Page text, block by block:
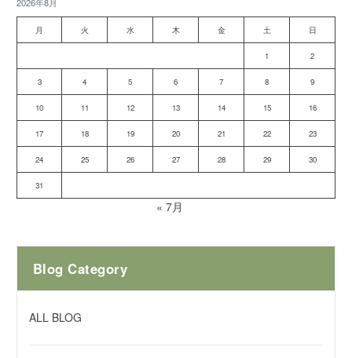
2026年8月
月 火 水 木 金 土 日
1 2
3 4 5 6 7 8 9
10 11 12 13 14 15 16
17 18 19 20 21 22 23
24 25 26 27 28 29 30
31
« 7月
Blog Category
ALL BLOG